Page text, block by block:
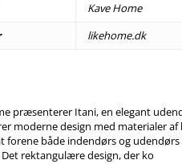
Kave Home
likehome.dk
præsenterer Itani, en elegant
moderne design med materialer
forene både indendørs og
Det rektangulære design, der ko